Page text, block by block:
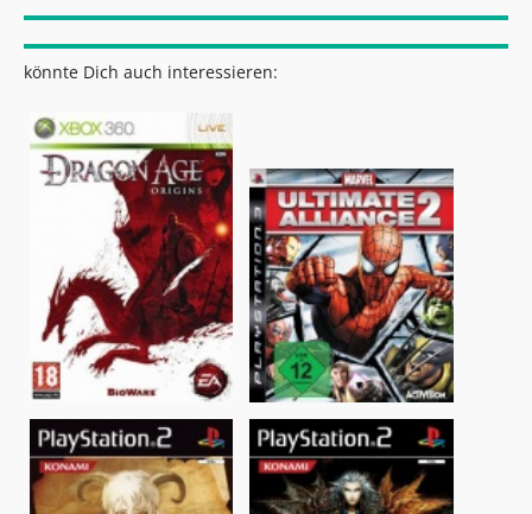
könnte Dich auch interessieren: